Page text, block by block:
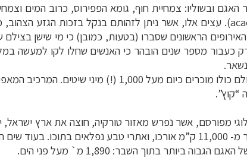
ובשוליו: צמחיית חוף, גומא הפפירוס, כרוב המים
). עצים אלו, אשר ניתן לזהותם בנקל בזכות הגזע הצהוב,
הראשונים שסברו (בטעות, כמובן) כי מי שישן בצילם
כעבור מספר שנים הובהר כי האנשים שחלו לקו למעשה
ראוי לציין כי שיטת הקדחת היא רק מין אחד מתוך 42 מיני עצי השיטה המצויים בקניה, כאשר בעולם כולו מוכרים
“קוץ”.
מפורסם, אשר נפרש מאזור טורקיה, חוצה את ארץ ישראל,
חבש, יוצר את סדרת האגמים של דרום אתיופיה, קניה וטנזניה ומסתיים לו אי שם במוזמביק. יותר מ- 11,000 ק”מ אורכו, ואתרי טבע
בתוך השבר: 1,890 מ` מעל פני הים.